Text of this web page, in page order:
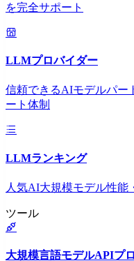
を完全サポート
LLMプロバイダー
信頼できるAIモデルパー
ート体制
LLMランキング
人気AI大規模モデル性能
ツール
大規模言語モデルAPIプ